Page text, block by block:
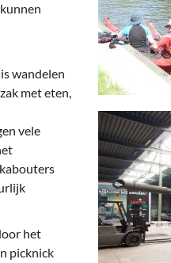
wandelen
met eten,
vele
het
picknick